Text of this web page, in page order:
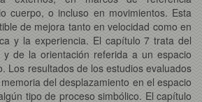
cuerpo, o incluso en movimientos. Esta
de mejora tanto en velocidad como en
y la experiencia. El capítulo 7 trata del
y de la orientación referida a un espacio
Los resultados de los estudios evaluados
del desplazamiento en el espacio
tipo de proceso simbólico. El capítulo